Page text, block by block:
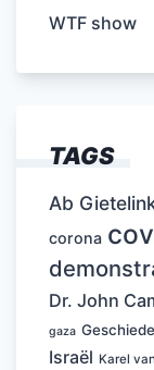
WTF show
TAGS
Ab
corona
Dr. John
gaza
Israël Karel